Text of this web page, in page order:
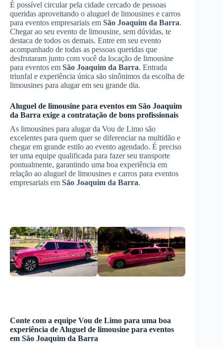
É possível circular pela cidade cercado de pessoas
queridas aproveitando o aluguel de limousines e carros
para eventos empresariais em São Joaquim da Barra.
Chegar ao seu evento de limousine, sem dúvidas, te
destaca de todos os demais. Entre em seu evento
acompanhado de todas as pessoas queridas que
desfrutaram junto com você da locação de limousine
para eventos em São Joaquim da Barra. Entrada
triunfal e experiência única são sinônimos da escolha de
limousines para alugar em seu grande dia.
Aluguel de limousine para eventos em São Joaquim
da Barra exige a contratação de bons profissionais
As limousines para alugar da Vou de Limo são
excelentes para quem quer se diferenciar na multidão e
chegar em grande estilo ao evento agendado. É preciso
ter uma equipe qualificada para fazer seu transporte
pontualmente, garantindo uma boa experiência em
relação ao aluguel de limousines e carros para eventos
empresariais em São Joaquim da Barra.
Conte com a equipe Vou de Limo para uma boa
experiência de Aluguel de limousine para eventos
em São Joaquim da Barra